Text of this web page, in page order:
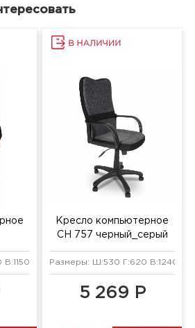
мм
Кресло компьютерное
СН 757 черный_серый
Размеры: Ш:530 Г:620 В:1240 мм
5 269 Р